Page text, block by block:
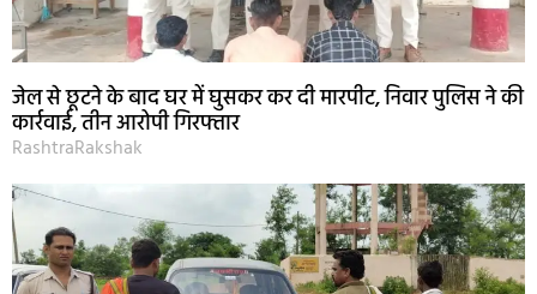
जेल से छूटने के बाद घर में घुसकर कर दी मारपीट, निवार पुलिस ने की
कार्रवाई, तीन आरोपी गिरफ्तार
RashtraRakshak